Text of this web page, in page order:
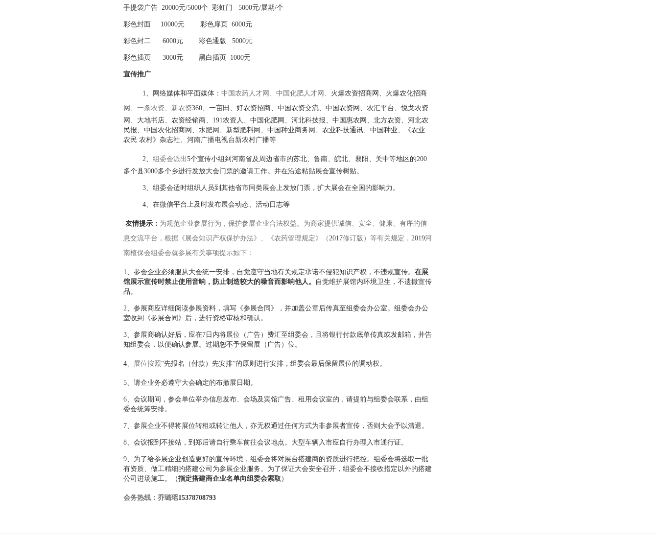
手提袋广告 20000元/5000个 彩虹门 5000元/展期/个
彩色封面 10000元 彩色扉页 6000元
彩色封二 6000元 彩色通版 5000元
彩色插页 3000元 黑白插页 1000元
宣传推广
1、网络媒体和平面媒体：中国农药人才网、中国化肥人才网、 火爆农资招商网、火爆农化招商
网 、一条农资、新农资360、一亩田、好农资招商、中国农资交流、中国农资网、农汇平台、悦戈农资
网、大地书店、农资经销商、191农资人、中国化肥网、河北科技报、中国惠农网、北方农资、河北农
民报、中国农化招商网、水肥网、新型肥料网、中国种业商务网、农业科技通讯、中国种业、《农业
农民 农村》杂志社、河南广播电视台新农村广播等
2、组委会派出5个宣传小组到河南省及周边省市的苏北、鲁南、皖北、襄阳、关中等地区的200
多个县3000多个乡进行发放大会门票的邀请工作。并在沿途粘贴展会宣传树贴。
3、组委会适时组织人员到其他省市同类展会上发放门票，扩大展会在全国的影响力。
4、在微信平台上及时发布展会动态、活动日志等
友情提示： 为规范企业参展行为，保护参展企业合法权益。为商家提供诚信、安全、健康、有序的信
息交流平台，根据《展会知识产权保护办法》、《农药管理规定》（2017修订版）等有关规定， 2019河
南植保会组委会就参展有关事项提示如下：
1、参会企业必须服从大会统一安排，自觉遵守当地有关规定承诺不侵犯知识产权，不违规宣传。 在展
馆展示宣传时禁止使用音响，防止制造较大的噪音而影响他人。
自觉维护展馆内环境卫生，不遗撒宣传
品。
2、参展商应详细阅读参展资料，填写《参展合同》，并加盖公章后传真至组委会办公室。组委会办公
室收到《参展合同》后，进行资格审核和确认。
3、参展商确认好后，应在7日内将展位（广告）费汇至组委会，且将银行付款底单传真或发邮箱，并告
知组委会，以便确认参展。过期恕不予保留展（广告）位。
4、展位按照“先报名（付款）先安排”的原则进行安排，组委会最后保留展位的调动权。
5、请企业务必遵守大会确定的布撤展日期。
6、会议期间，参会单位举办信息发布、会场及宾馆广告、租用会议室的，请提前与组委会联系，由组
委会统筹安排。
7、参展企业不得将展位转租或转让他人，亦无权通过任何方式为非参展者宣传，否则大会予以清退。
8、会议报到不接站，到郑后请自行乘车前往会议地点。大型车辆入市应自行办理入市通行证。
9、为了给参展企业创造更好的宣传环境，组委会将对展台搭建商的资质进行把控。组委会将选取一批
有资质、做工精细的搭建公司为参展企业服务。为了保证大会安全召开，组委会不接收指定以外的搭建
公司进场施工。（指定搭建商企业名单向组委会索取 ）
会务热线：乔璐瑶15378708793